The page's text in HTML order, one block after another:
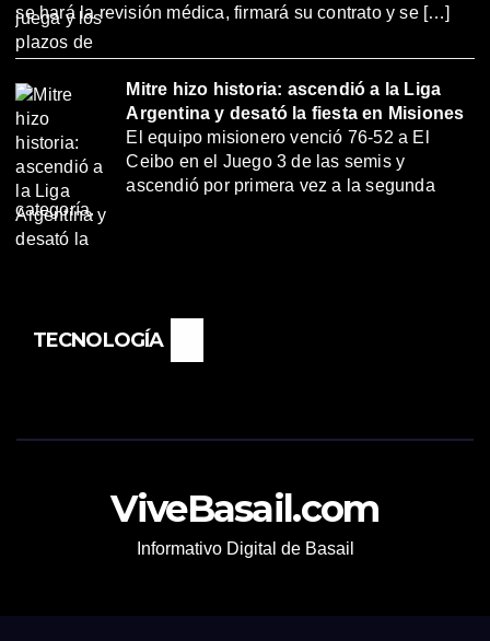
se hará la revisión médica, firmará su contrato y se […]
Mitre hizo historia: ascendió a la Liga
Argentina y desató la fiesta en Misiones
El equipo misionero venció 76-52 a El
Ceibo en el Juego 3 de las semis y
ascendió por primera vez a la segunda
categoría.
TECNOLOGÍA
ViveBasail.com
Informativo Digital de Basail